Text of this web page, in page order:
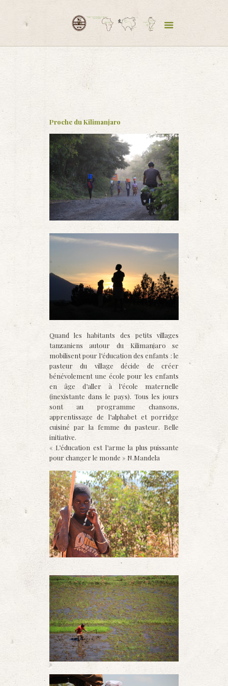
Proche du Kilimanjaro
Quand les habitants des petits villages
tanzaniens autour du Kilimanjaro se
mobilisent pour l’éducation des enfants : le
pasteur du village décide de créer
bénévolement une école pour les enfants
en âge d’aller à l’école maternelle
(inexistante dans le pays). Tous les jours
sont au programme chansons,
apprentissage de l’alphabet et porridge
cuisiné par la femme du pasteur. Belle
initiative.
« L’éducation est l’arme la plus puissante
pour changer le monde » N.Mandela